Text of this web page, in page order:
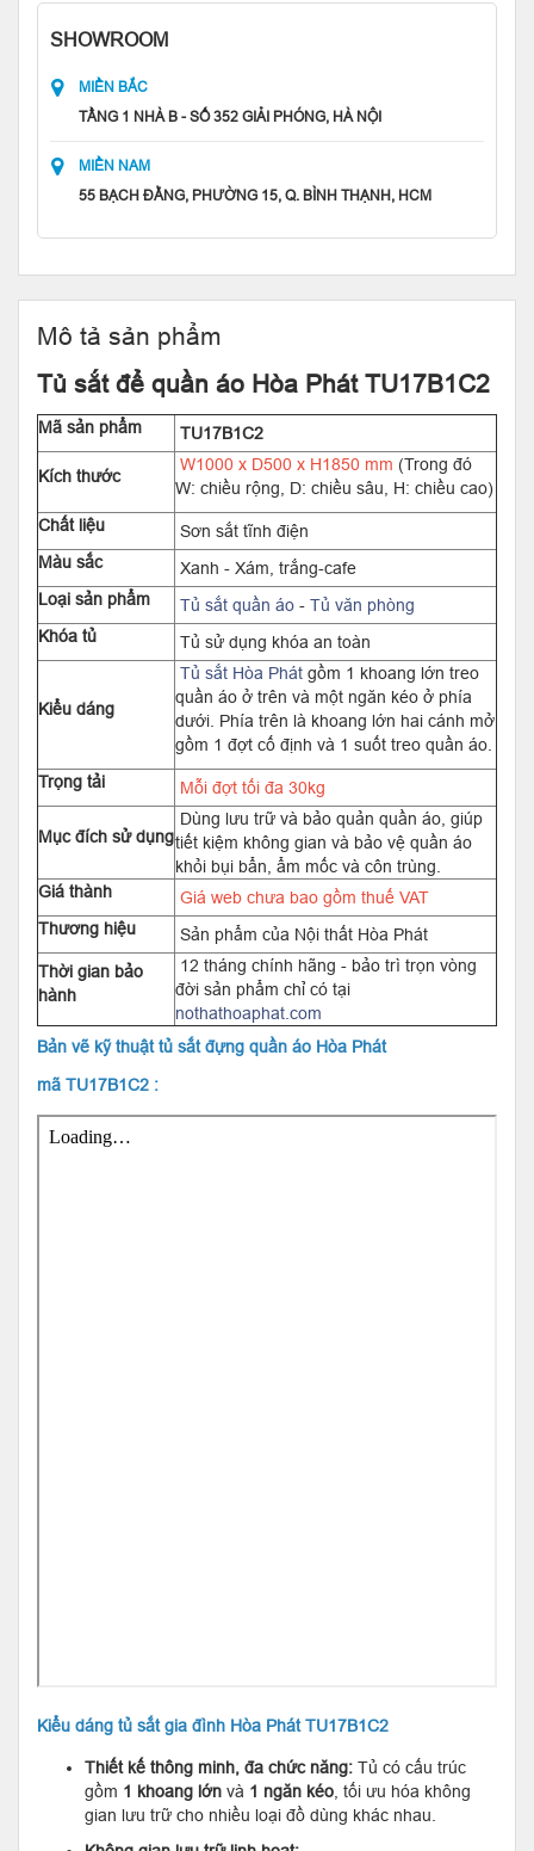
SHOWROOM
MIỀN BẮC
TẦNG 1 NHÀ B - SỐ 352 GIẢI PHÓNG, HÀ NỘI
MIỀN NAM
55 BẠCH ĐẰNG, PHƯỜNG 15, Q. BÌNH THẠNH, HCM
Mô tả sản phẩm
Tủ sắt để quần áo Hòa Phát TU17B1C2
Mã sản phẩm TU17B1C2
Kích thước
W1000 x D500 x H1850 mm (Trong đó
W: chiều rộng, D: chiều sâu, H: chiều cao)
Chất liệu
Sơn sắt tĩnh điện
Màu sắc
Xanh - Xám, trắng-cafe
Loại sản phẩm
Tủ sắt quần áo - Tủ văn phòng
Khóa tủ
Tủ sử dụng khóa an toàn
Kiểu dáng
Tủ sắt Hòa Phát gồm 1 khoang lớn treo
quần áo ở trên và một ngăn kéo ở phía
dưới. Phía trên là khoang lớn hai cánh mở
gồm 1 đợt cố định và 1 suốt treo quần áo.
Trọng tải
Mỗi đợt tối đa 30kg
Mục đích sử dụng
Dùng lưu trữ và bảo quản quần áo, giúp
tiết kiệm không gian và bảo vệ quần áo
khỏi bụi bẩn, ẩm mốc và côn trùng.
Giá thành
Giá web chưa bao gồm thuế VAT
Thương hiệu
Sản phẩm của Nội thất Hòa Phát
Thời gian bảo
hành
12 tháng chính hãng - bảo trì trọn vòng
đời sản phẩm chỉ có tại
nothathoaphat.com
Bản vẽ kỹ thuật tủ sắt đựng quần áo Hòa Phát
mã TU17B1C2 :
Kiểu dáng tủ sắt gia đình Hòa Phát TU17B1C2
Thiết kế thông minh, đa chức năng: Tủ có cấu trúc
gồm 1 khoang lớn và 1 ngăn kéo , tối ưu hóa không
gian lưu trữ cho nhiều loại đồ dùng khác nhau.